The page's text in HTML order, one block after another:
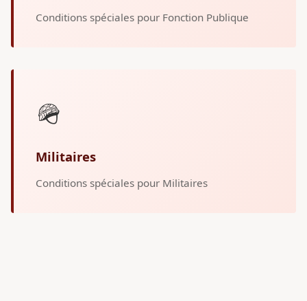
Conditions spéciales pour Fonction Publique
🪖
Militaires
Conditions spéciales pour Militaires